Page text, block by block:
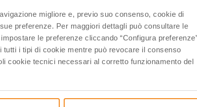
migliore e, previo suo consenso, cookie di
preferenze. Per maggiori dettagli può consultare le
le preferenze cliccando “Configura
tutti i tipi di cookie mentre può revocare il consenso
cookie tecnici necessari al corretto funzionamento del
Balamondo con Mirko
Folk Orchestra
Bande in piazza 2026
Street Dayz
Palio dei Somari - Alfero
Borgo dei desideri -